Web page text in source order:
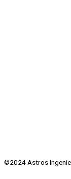
©2024 Astros